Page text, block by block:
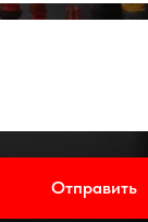
Отправить